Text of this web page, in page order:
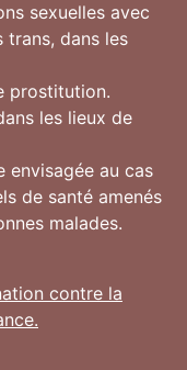
sexuelles avec
trans, dans les
prostitution.
les lieux de
envisagée au cas
de santé amenés
malades.
contre la